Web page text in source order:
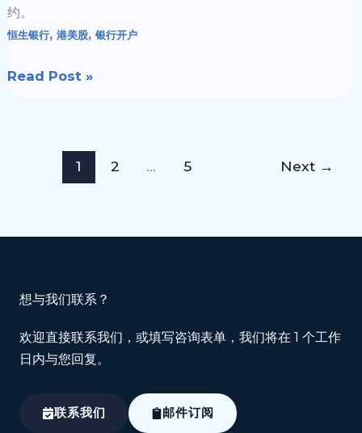
约。
恒生银行, 港美股, 银行开户
Read Post »
1 2 … 5 Next →
想与我们联系？
欢迎直接联系我们，或填写咨询表单，我们将在 1 个工作
日内与您回复。
联系我们 邮件订阅